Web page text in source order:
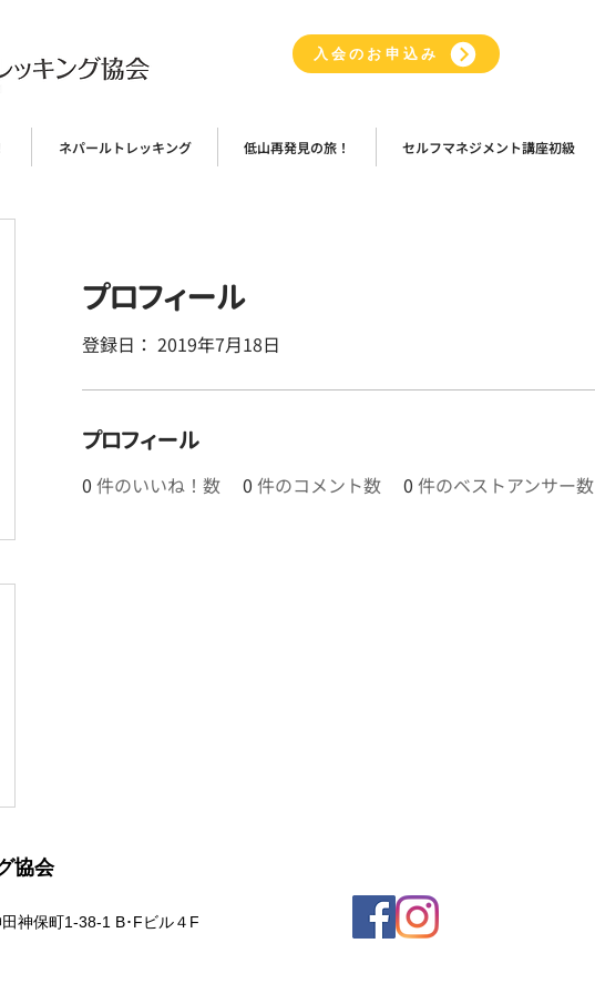
入会のお申込み
ネパールトレッキング 低山再発見の旅！ セルフマネジメント講座初級
プロフィール
登録日： 2019年7月18日
プロフィール
0 件のいいね！数 0 件のコメント数 0 件のベストアンサー数
協会
神保町1-38-1 B･Fビル４F